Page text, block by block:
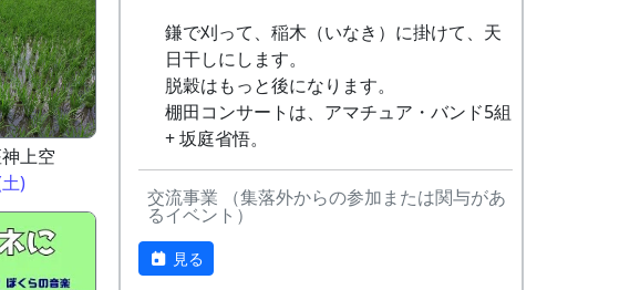
上空
)
里山の自然と暮らしを守ろうと、全国に棚
田オーナー制度というのがあります。
ある都会の若者が、棚田で田植えをして地
元の人に管理してもらい、収穫を楽しみに
１年を過ごす姿を想像して詩を書きまし
た。
13
僕は棚⽥の中に
いる
14 静かに時は…
15
⽔と太陽の国で
メシアとポン四
16
収穫の秋に
2
グリーンマウンテン
ボーイズ
で
グリーンマウンテン
ボーイズ
は帰ろ
う
-
グリーンマウンテン
ボーイズ
鎌で刈って、稲木（いなき）に掛けて、天
日干しにします。
脱穀はもっと後になります。
棚田コンサートは、アマチュア・バンド5組
+ 坂庭省悟。
交流事業 （集落外からの参加または関与があ
るイベント）
見る